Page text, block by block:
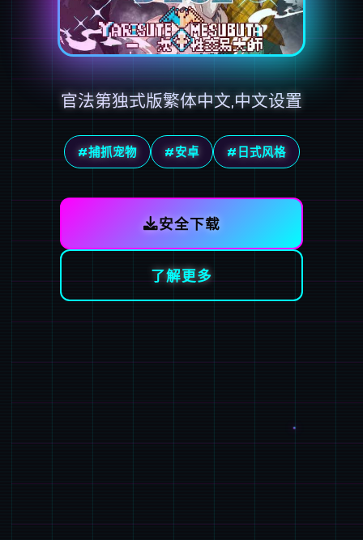
官法第独式版繁体中文,中文设置
#捕抓宠物 #安卓 #日式风格
安全下载
了解更多